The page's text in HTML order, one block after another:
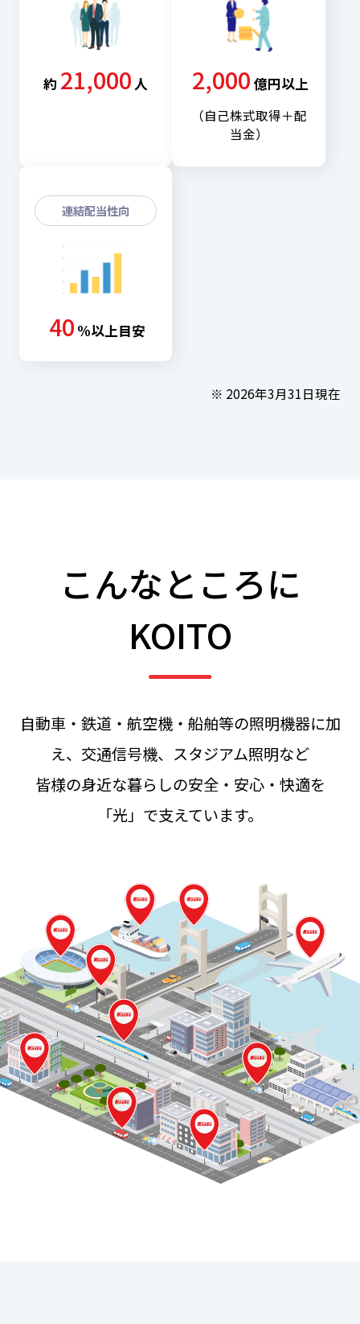
約 21,000人 2,000 億円以上
（自己株式取得＋配
当金）
連結配当性向
40 %以上目安
※ 2026年3月31日現在
こんなところに
KOITO
自動車・鉄道・航空機・船舶等の照明機器に加
え、交通信号機、スタジアム照明など
皆様の身近な暮らしの安全・安心・快適を
「光」で支えています。